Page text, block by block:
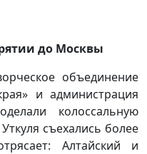
до Москвы
объединение
и администрация
колоссальную
съехались более
Алтайский и